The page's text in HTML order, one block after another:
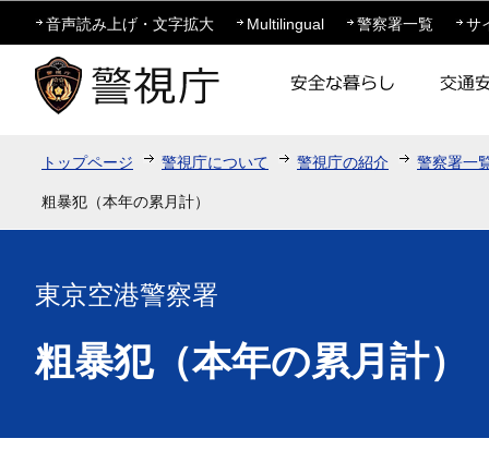
この
音声読み上げ・文字拡大 Multilingual 警察署一覧 サ
トップページ 警視庁について 警視庁の紹介 警察署一
粗暴犯（本年の累月計）
東京空港警察署
粗暴犯（本年の累月計）